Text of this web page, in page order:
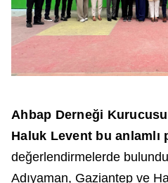
Ahbap Derneği
Haluk Levent bu
değerlendirmelerde
Adıyaman, Gaziantep ve